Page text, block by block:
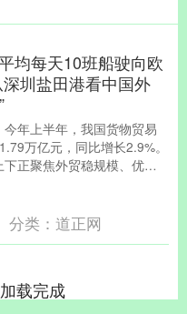
均每天10班船驶向欧
圳盐田港看中国外
年上半年，我国货物贸易
万亿元，同比增长2.9%。
正聚焦外贸稳规模、优结
景下，深圳作为我国外贸
分类： 道正网
载完成